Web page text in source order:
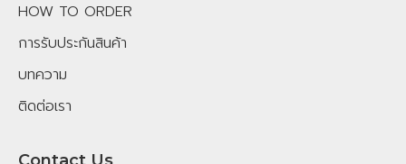
HOW TO ORDER
การรับประกันสินค้า
บทความ
ติดต่อเรา